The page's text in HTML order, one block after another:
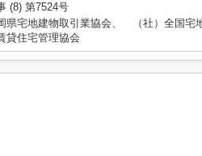
(8) 第7524号
岡県宅地建物取引業協会、 （社）全国
貸住宅管理協会